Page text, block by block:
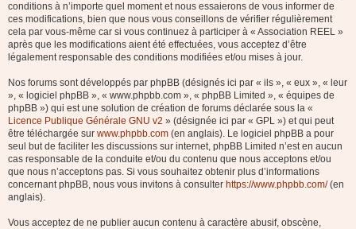
conditions à n’importe quel moment et nous essaierons de vous informer de
ces modifications, bien que nous vous conseillons de vérifier régulièrement
cela par vous-même car si vous continuez à participer à « Association REEL »
après que les modifications aient été effectuées, vous acceptez d’être
légalement responsable des conditions modifiées et/ou mises à jour.
Nos forums sont développés par phpBB (désignés ici par « ils », « eux », « leur
», « logiciel phpBB », « www.phpbb.com », « phpBB Limited », « équipes de
phpBB ») qui est une solution de création de forums déclarée sous la «
Licence Publique Générale GNU v2 » (désignée ici par « GPL ») et qui peut
être téléchargée sur www.phpbb.com (en anglais). Le logiciel phpBB a pour
seul but de faciliter les discussions sur internet, phpBB Limited n’est en aucun
cas responsable de la conduite et/ou du contenu que nous acceptons et/ou
que nous n’acceptons pas. Si vous souhaitez obtenir plus d’informations
concernant phpBB, nous vous invitons à consulter https://www.phpbb.com/(en
anglais).
Vous acceptez de ne publier aucun contenu à caractère abusif, obscène,